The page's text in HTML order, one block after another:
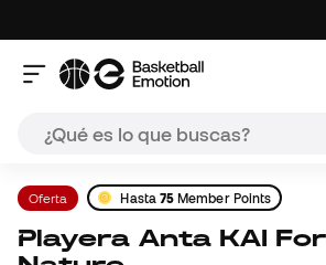
Oferta Hasta 75 Member Points
Playera Anta KAI Force Of